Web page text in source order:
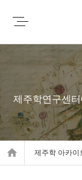
제주학연구센
home 제주학 아카이